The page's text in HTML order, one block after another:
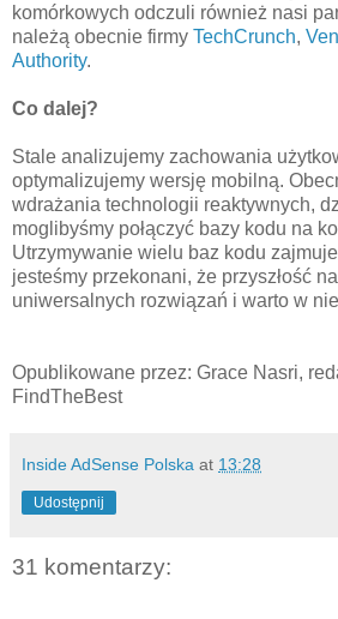
komórkowych odczuli również nasi
należą obecnie firmy TechCrunch,
Authority.
Co dalej?
Stale analizujemy zachowania
optymalizujemy wersję mobilną.
wdrażania technologii reaktywnych,
moglibyśmy połączyć bazy kodu na
Utrzymywanie wielu baz kodu
jesteśmy przekonani, że przyszłość
uniwersalnych rozwiązań i warto w
Opublikowane przez: Grace Nasri,
FindTheBest
Inside AdSense Polska at 13:28
Udostępnij
31 komentarzy: